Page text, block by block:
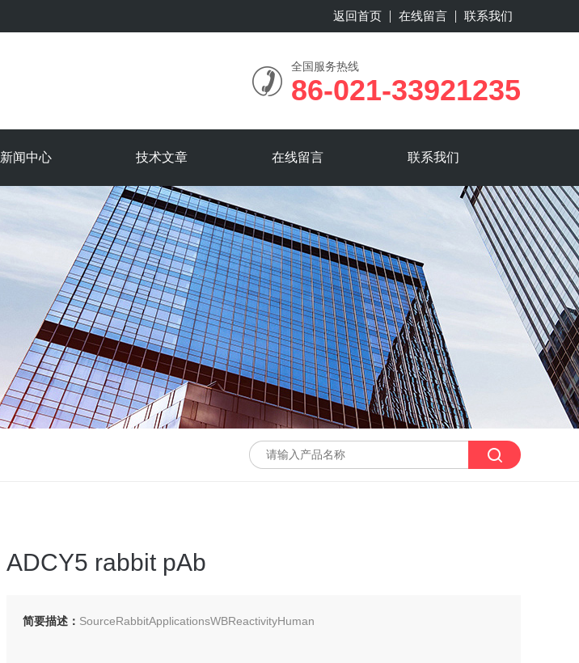
返回首页 在线留言 联系我们
全国服务热线
86-021-33921235
新闻中心 技术文章 在线留言 联系我们
ADCY5 rabbit pAb
简要描述： SourceRabbitApplicationsWBReactivityHuman